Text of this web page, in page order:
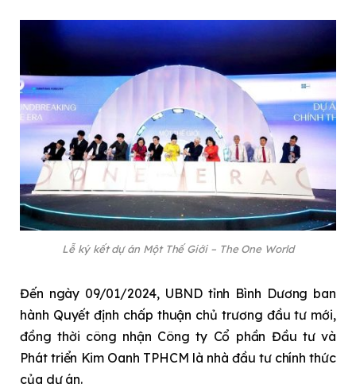
Lễ ký kết dự án Một Thế Giới – The One World
Đến ngày 09/01/2024, UBND tỉnh Bình Dương ban
hành Quyết định chấp thuận chủ trương đầu tư mới,
đồng thời công nhận Công ty Cổ phần Đầu tư và
Phát triển Kim Oanh TPHCM là nhà đầu tư chính thức
của dự án.